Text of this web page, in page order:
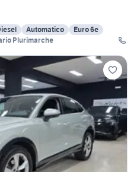
Automatico
Euro 6e
Plurimarche